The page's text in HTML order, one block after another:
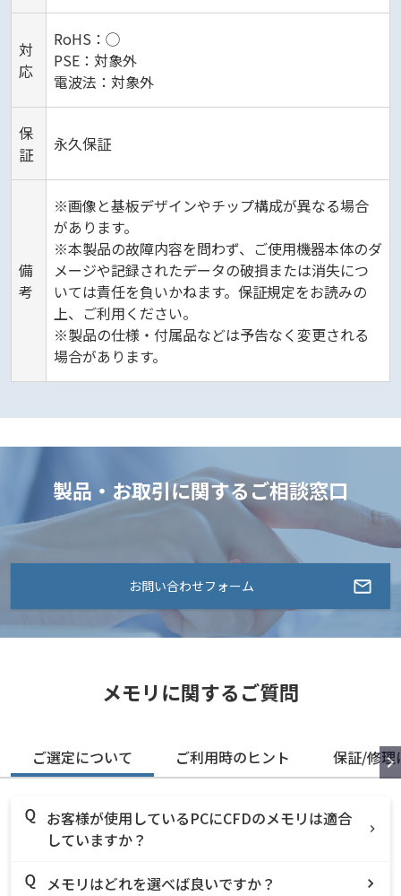
対
応
RoHS：◯
PSE：対象外
電波法：対象外
保
証
永久保証
備
考
※画像と基板デザインやチップ構成が異なる場合
があります。
※本製品の故障内容を問わず、ご使用機器本体のダ
メージや記録されたデータの破損または消失につ
いては責任を負いかねます。保証規定をお読みの
上、ご利用ください。
※製品の仕様・付属品などは予告なく変更される
場合があります。
製品・お取引に関するご相談窓口
お問い合わせフォーム
メモリに関するご質問
ご選定について ご利用時のヒント 保証/修理
お客様が使用しているPCにCFDのメモリは適合
していますか？
メモリはどれを選べば良いですか？